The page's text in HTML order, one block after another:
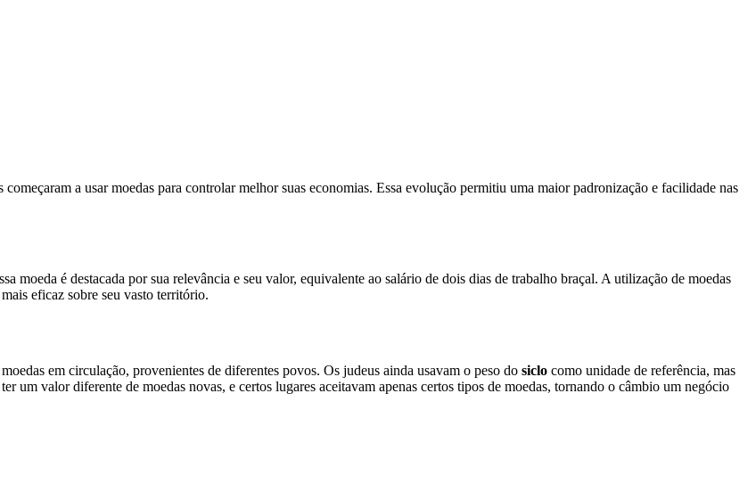
a usar moedas para controlar melhor suas economias. Essa evolução permitiu uma maior padronização e facilidade nas
moeda é destacada por sua relevância e seu valor, equivalente ao salário de dois dias de trabalho braçal. A utilização de moedas
eficaz sobre seu vasto território.
em circulação, provenientes de diferentes povos. Os judeus ainda usavam o peso do siclo como unidade de referência, mas
um valor diferente de moedas novas, e certos lugares aceitavam apenas certos tipos de moedas, tornando o câmbio um negócio